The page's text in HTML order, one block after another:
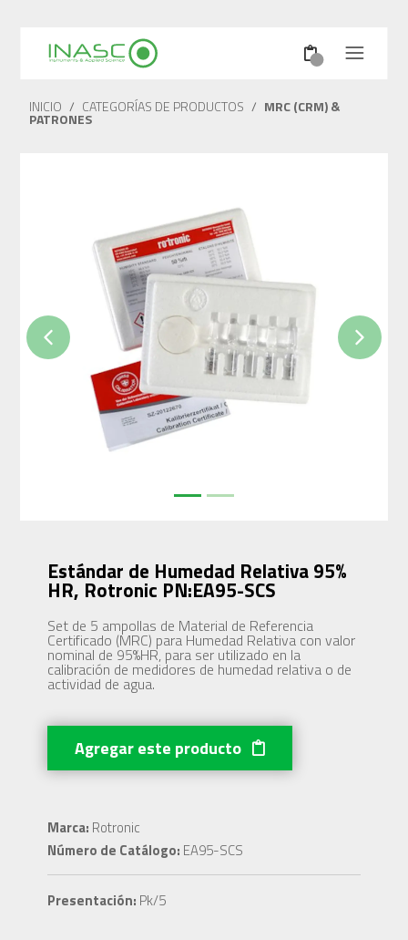
INICIO / CATEGORÍAS DE PRODUCTOS / MRC (CRM) &
PATRONES
Previous Next
Estándar de Humedad Relativa 95%
HR, Rotronic PN:EA95-SCS
Set de 5 ampollas de Material de Referencia
Certificado (MRC) para Humedad Relativa con valor
nominal de 95%HR, para ser utilizado en la
calibración de medidores de humedad relativa o de
actividad de agua.
Agregar este producto
Marca: Rotronic
Número de Catálogo: EA95-SCS
Presentación: Pk/5